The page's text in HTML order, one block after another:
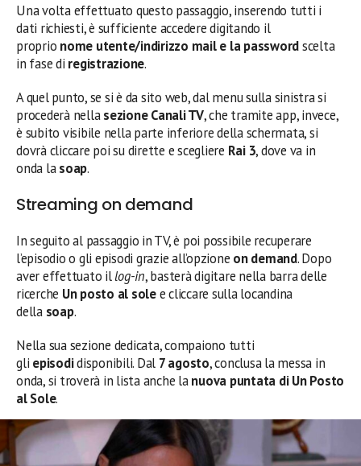
Una volta effettuato questo passaggio, inserendo tutti i
dati richiesti, è sufficiente accedere digitando il
proprio nome utente/indirizzo mail e la passwordscelta
in fase di registrazione.
A quel punto, se si è da sito web, dal menu sulla sinistra si
procederà nellasezione Canali TV, che tramite app, invece,
è subito visibile nella parte inferiore della schermata, si
dovrà cliccare poi su dirette e scegliere Rai 3, dove va in
onda lasoap.
Streaming on demand
In seguito al passaggio in TV, è poi possibile recuperare
l’episodio o gli episodi grazie all’opzione on demand. Dopo
aver effettuato illog-in, basterà digitare nella barra delle
ricerche Un posto al solee cliccare sulla locandina
della soap.
Nella sua sezione dedicata, compaiono tutti
gli episodidisponibili. Dal 7 agosto, conclusa la messa in
onda, si troverà in lista anche lanuova puntata di Un Posto
al Sole.